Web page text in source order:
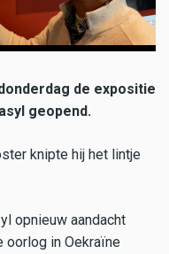
de expositie
geopend.
knipte hij het lintje
opnieuw aandacht
oorlog in Oekraïne